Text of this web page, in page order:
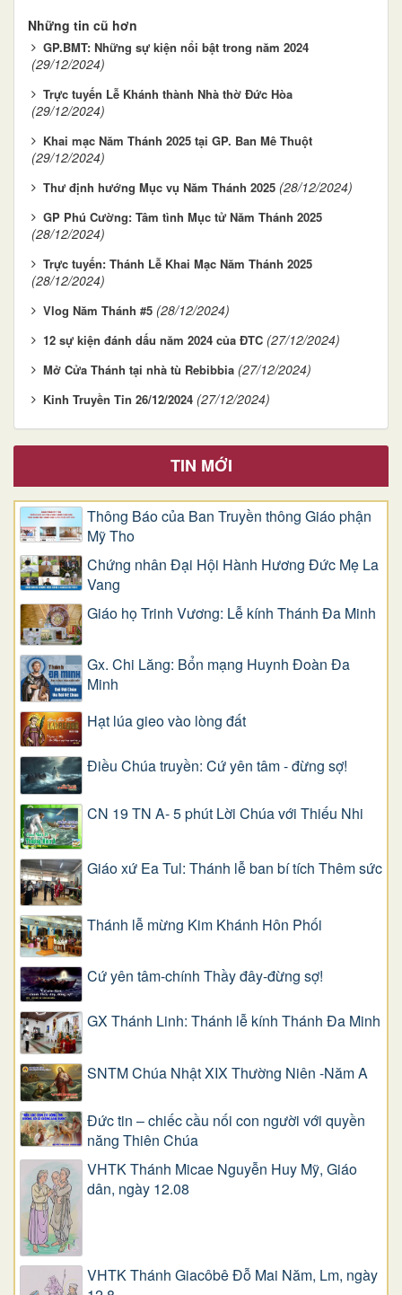
Những tin cũ hơn
GP.BMT: Những sự kiện nổi bật trong năm 2024
(29/12/2024)
Trực tuyến Lễ Khánh thành Nhà thờ Đức Hòa
(29/12/2024)
Khai mạc Năm Thánh 2025 tại GP. Ban Mê Thuột
(29/12/2024)
Thư định hướng Mục vụ Năm Thánh 2025 (28/12/2024)
GP Phú Cường: Tâm tình Mục tử Năm Thánh 2025
(28/12/2024)
Trực tuyến: Thánh Lễ Khai Mạc Năm Thánh 2025
(28/12/2024)
Vlog Năm Thánh #5 (28/12/2024)
12 sự kiện đánh dấu năm 2024 của ĐTC (27/12/2024)
Mở Cửa Thánh tại nhà tù Rebibbia (27/12/2024)
Kinh Truyền Tin 26/12/2024 (27/12/2024)
TIN MỚI
Thông Báo của Ban Truyền thông Giáo phận
Mỹ Tho
Chứng nhân Đại Hội Hành Hương Đức Mẹ La
Vang
Giáo họ Trinh Vương: Lễ kính Thánh Đa Minh
Gx. Chi Lăng: Bổn mạng Huynh Đoàn Đa
Minh
Hạt lúa gieo vào lòng đất
Điều Chúa truyền: Cứ yên tâm - đừng sợ!
CN 19 TN A- 5 phút Lời Chúa với Thiếu Nhi
Giáo xứ Ea Tul: Thánh lễ ban bí tích Thêm sức
Thánh lễ mừng Kim Khánh Hôn Phối
Cứ yên tâm-chính Thầy đây-đừng sợ!
GX Thánh Linh: Thánh lễ kính Thánh Đa Minh
SNTM Chúa Nhật XIX Thường Niên -Năm A
Đức tin – chiếc cầu nối con người với quyền
năng Thiên Chúa
VHTK Thánh Micae Nguyễn Huy Mỹ, Giáo
dân, ngày 12.08
VHTK Thánh Giacôbê Ðỗ Mai Năm, Lm, ngày